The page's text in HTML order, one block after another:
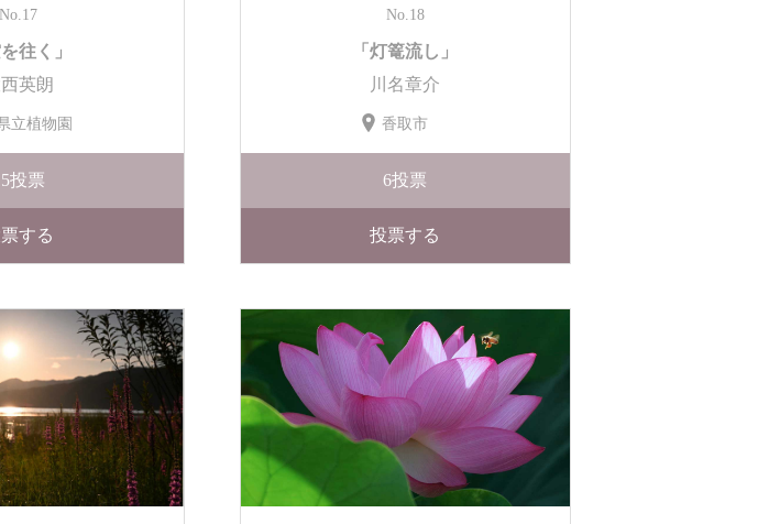
No.17
を往く」
英朗
立植物園
投票
する
No.18
「灯篭流し」
川名章介
香取市
6投票
投票する